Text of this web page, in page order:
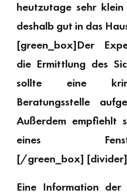
heutzutage sehr
deshalb gut in das
[green_box]Der
die Ermittlung des
sollte eine
Beratungsstelle
Außerdem empfiehlt
eines
[/green_box] [divider]
Eine Information